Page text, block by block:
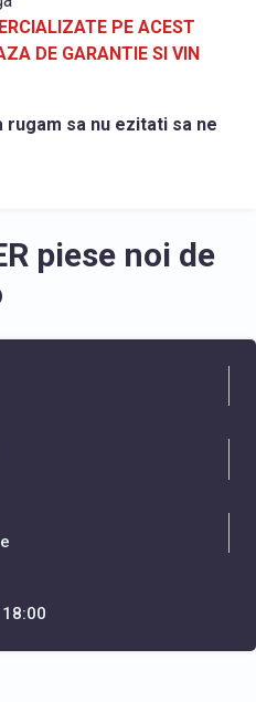
PE ACEST
DE GARANTIE SI VIN
sa nu ezitati sa ne
piese noi de